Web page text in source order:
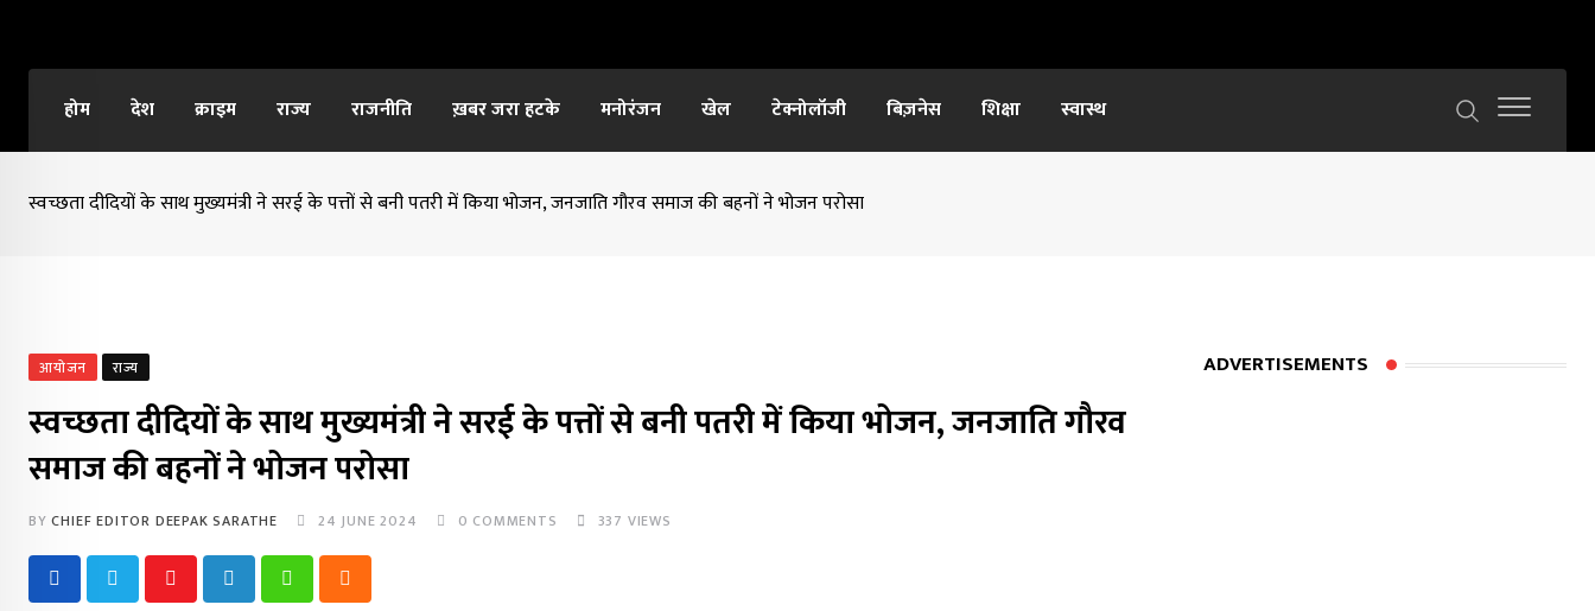
content
होम
देश क्राइम राज्य राजनीति ख़बर जरा हटके मनोरंजन खेल टेक्नोलॉजी बिज़नेस शिक्षा स्वास्थ
स्वच्छता दीदियों के साथ मुख्यमंत्री ने सरई के पत्तों से बनी पतरी में किया भोजन, जनजाति गौरव समाज की बहनों ने भोजन परोसा
आयोजन राज्य
स्वच्छता दीदियों के साथ मुख्यमंत्री ने सरई के पत्तों से बनी पतरी में किया भोजन, जनजाति गौरव
समाज की बहनों ने भोजन परोसा
BYCHIEF EDITOR DEEPAK SARATHE 24 JUNE 2024 0 COMMENTS 337 VIEWS
YoutubeLinkedInWhatsappCloud
ADVERTISEMENTS